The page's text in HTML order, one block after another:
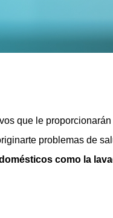
que le
problemas de
como la